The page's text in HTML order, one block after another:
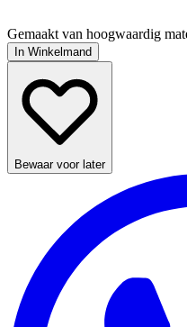
Gemaakt van hoogwaardig
In Winkelmand
Bewaar voor later